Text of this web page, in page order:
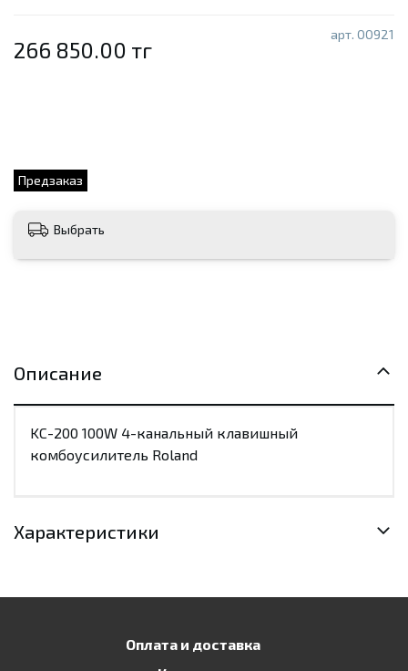
арт. 00921
Предзаказ
266 850.00 тг
Выбрать
Описание
KC-200 100W 4-канальный клавишный
комбоусилитель Roland
Характеристики
Оплата и доставка